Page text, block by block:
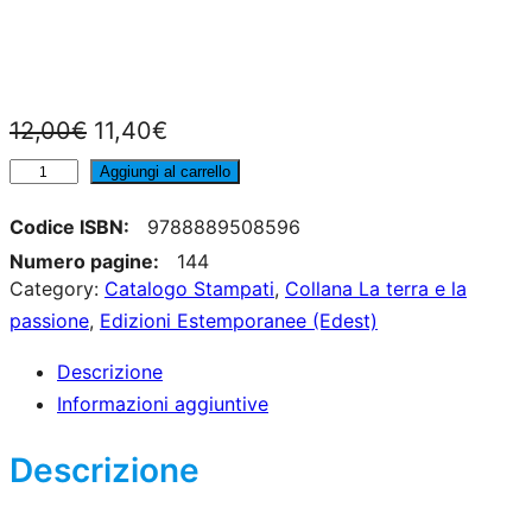
12,00€ I
l
r
e
z
z
o
o
11,40€
l
e
z
o
a
n
o
T
a
Aggiungi al carrello
Codice ISBN:
9788889508596
Numero pagine:
144
Category: Catalogo Stampati, Collana La terra e la
passione, Edizioni Estemporanee (Edest)
Descrizione
Informazioni aggiuntive
Descrizione